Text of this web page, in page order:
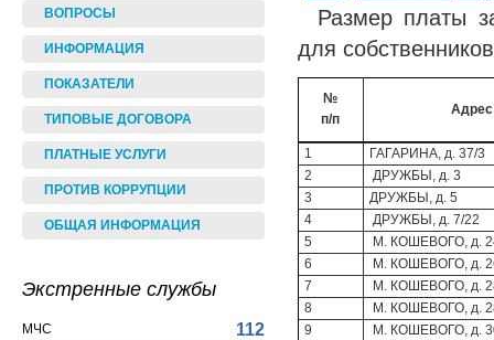
ВОПРОСЫ
ИНФОРМАЦИЯ
ПОКАЗАТЕЛИ
ТИПОВЫЕ ДОГОВОРА
ПЛАТНЫЕ УСЛУГИ
ПРОТИВ КОРРУПЦИИ
ОБЩАЯ ИНФОРМАЦИЯ
Экстренные службы
МЧС 112
Размер платы
для
№
п/п
Адрес
1
ГАГАРИНА, д. 37/3
2
ДРУЖБЫ, д. 3
3
ДРУЖБЫ, д. 5
4
ДРУЖБЫ, д. 7/22
5
М. КОШЕВОГО, д.
6
М. КОШЕВОГО, д.
7
М. КОШЕВОГО, д.
8
М. КОШЕВОГО, д.
9
М. КОШЕВОГО, д.